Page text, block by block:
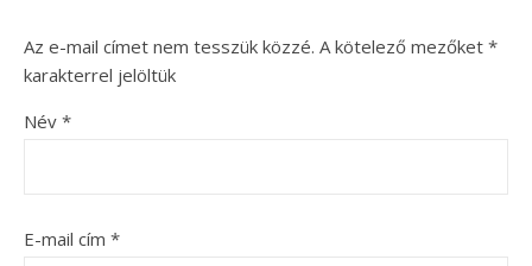
Az e-mail címet nem tesszük közzé. A kötelező mezőket *
karakterrel jelöltük
Név *
E-mail cím *